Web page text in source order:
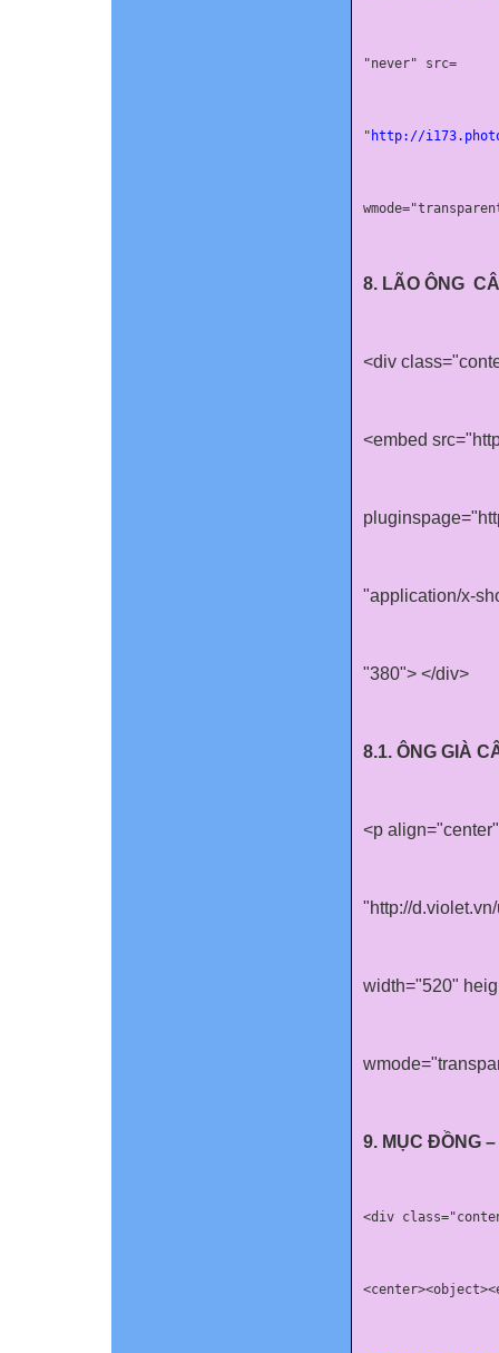
"never" src
" http://
wmode=
8. LÃO ÔNG
<div
<embed
"application/x-
"380"> </div>
8.1. ÔNG GIÀ
<p
"http://
width="520"
9. MỤC ĐỒNG
<div class
<center><object><